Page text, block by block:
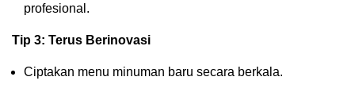
profesional.
Tip 3: Terus Berinovasi
Ciptakan menu minuman baru secara berkala.